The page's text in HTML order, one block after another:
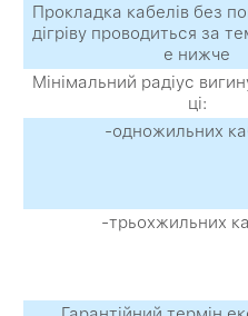
Прокладка кабелів без
дігріву проводиться за
е нижче
Мінімальний радіус
ці:
-одножильних
-трьохжильних